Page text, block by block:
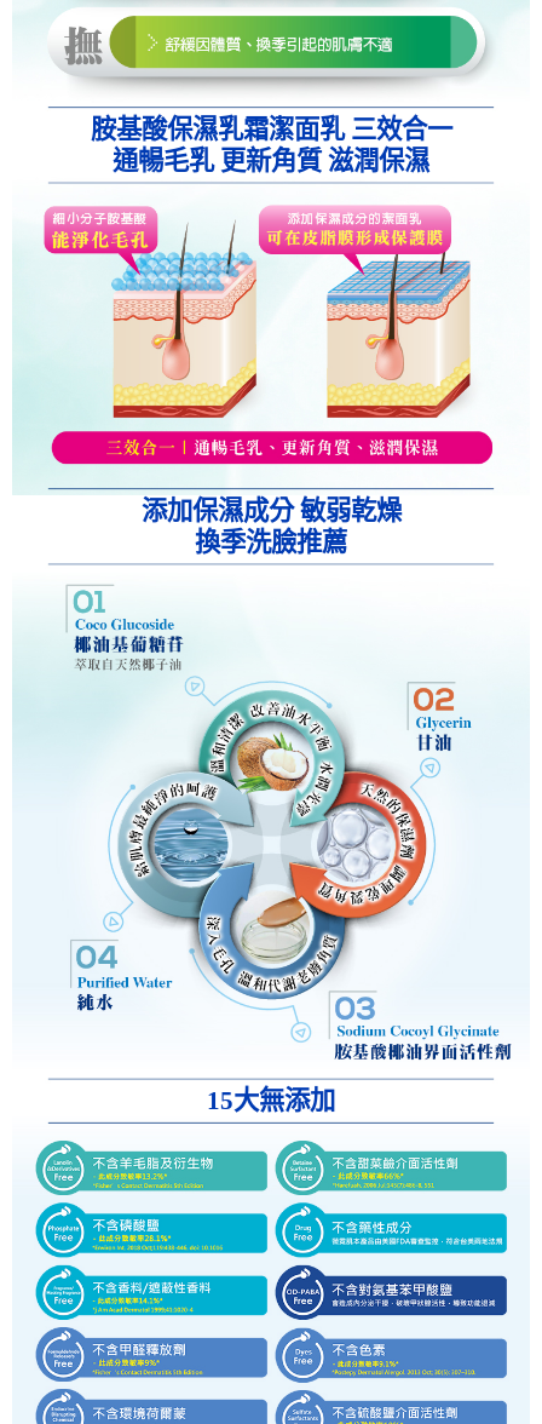
胺基酸保濕乳霜潔面乳 三效合一
通暢毛乳 更新角質 滋潤保濕
添加保濕成分 敏弱乾燥
換季洗臉推薦
15大無添加